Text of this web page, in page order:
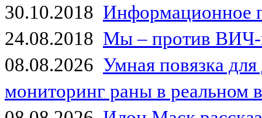
30.10.2018 Информационное
24.08.2018 Мы – против
08.08.2026 Умная повязка
мониторинг раны в реальном